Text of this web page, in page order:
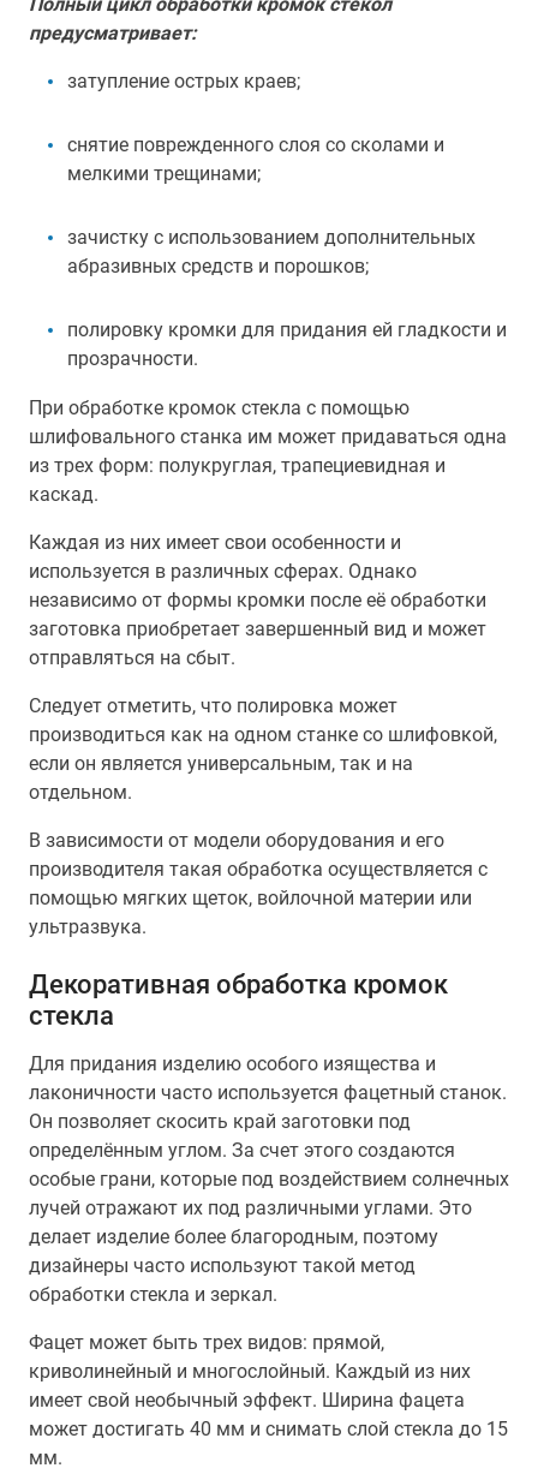
предусматривает:
затупление острых краев;
снятие поврежденного слоя со сколами и
мелкими трещинами;
зачистку с использованием дополнительных
абразивных средств и порошков;
полировку кромки для придания ей гладкости и
прозрачности.
При обработке кромок стекла с помощью
шлифовального станка им может придаваться одна
из трех форм: полукруглая, трапециевидная и
каскад.
Каждая из них имеет свои особенности и
используется в различных сферах. Однако
независимо от формы кромки после её обработки
заготовка приобретает завершенный вид и может
отправляться на сбыт.
Следует отметить, что полировка может
производиться как на одном станке со шлифовкой,
если он является универсальным, так и на
отдельном.
В зависимости от модели оборудования и его
производителя такая обработка осуществляется с
помощью мягких щеток, войлочной материи или
ультразвука.
Декоративная обработка кромок
стекла
Для придания изделию особого изящества и
лаконичности часто используется фацетный станок.
Он позволяет скосить край заготовки под
определённым углом. За счет этого создаются
особые грани, которые под воздействием солнечных
лучей отражают их под различными углами. Это
делает изделие более благородным, поэтому
дизайнеры часто используют такой метод
обработки стекла и зеркал.
Фацет может быть трех видов: прямой,
криволинейный и многослойный. Каждый из них
имеет свой необычный эффект. Ширина фацета
может достигать 40 мм и снимать слой стекла до 15
мм.